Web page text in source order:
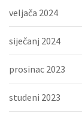
veljača 2024
siječanj 2024
prosinac 2023
studeni 2023